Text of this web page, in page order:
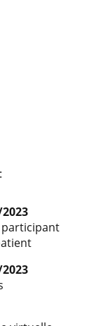
:
participant